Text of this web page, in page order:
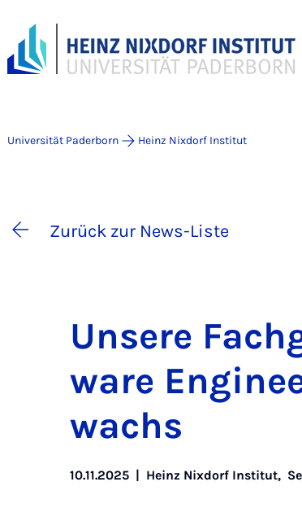
Universität Paderborn Heinz Nixdorf Institut
Zurück zur News-Liste
Un­se­re
ware
wachs
10.11.2025 | Heinz Nixdorf Institut,